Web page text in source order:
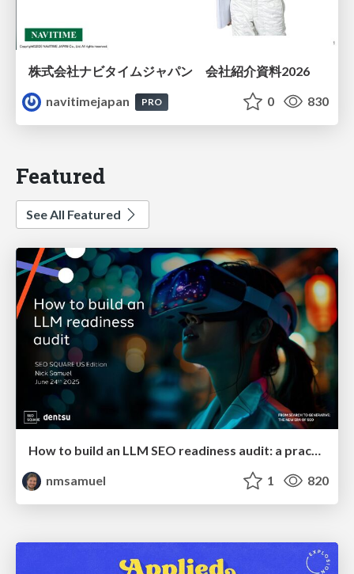
株式会社ナビタイムジャパン 会社紹介資料2026
navitimejapan
PRO 0 830
Featured
See All Featured
How to build an LLM SEO readiness audit: a practical framework
nmsamuel
1 820